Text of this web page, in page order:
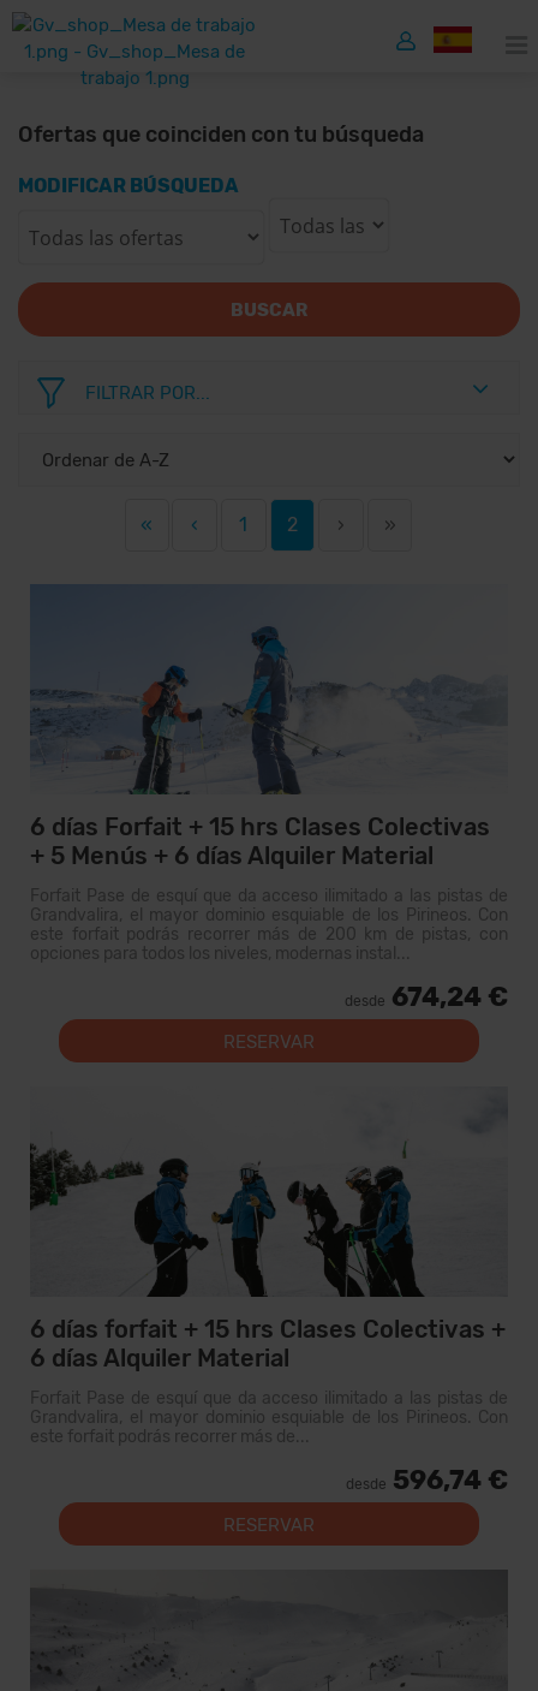
Ofertas que coinciden con tu búsqueda
MODIFICAR BÚSQUEDA
BUSCAR
FILTRAR POR...
« ‹ 1 2 › »
6 días Forfait + 15 hrs Clases Colectivas
+ 5 Menús + 6 días Alquiler Material
Forfait Pase de esquí que da acceso ilimitado a las pistas de
Grandvalira, el mayor dominio esquiable de los Pirineos. Con
este forfait podrás recorrer más de 200 km de pistas, con
opciones para todos los niveles, modernas instal...
desde 674,24 €
RESERVAR
6 días forfait + 15 hrs Clases Colectivas +
6 días Alquiler Material
Forfait Pase de esquí que da acceso ilimitado a las pistas de
Grandvalira, el mayor dominio esquiable de los Pirineos. Con
este forfait podrás recorrer más de...
desde 596,74 €
RESERVAR